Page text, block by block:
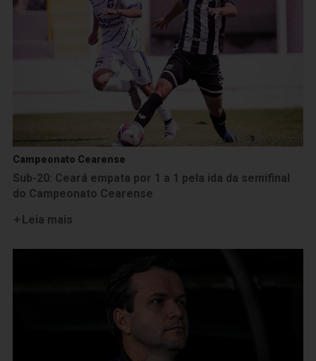
Campeonato Cearense
Sub-20: Ceará empata por 1 a 1 pela ida da semifinal
do Campeonato Cearense
Leia mais